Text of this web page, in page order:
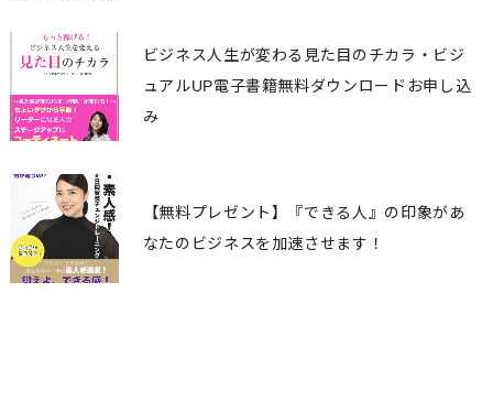
ビジネス人生が変わる見た目のチカラ・ビジ
ュアルUP電子書籍無料ダウンロードお申し込
み
【無料プレゼント】『できる人』の印象があ
なたのビジネスを加速させます！